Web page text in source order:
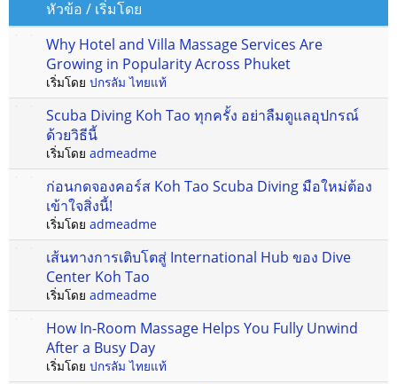
หัวข้อ / เริ่มโดย
Why Hotel and Villa Massage Services Are
Growing in Popularity Across Phuket
เริ่มโดย ปกรลัม ไทยแท้
Scuba Diving Koh Tao ทุกครั้ง อย่าลืมดูแลอุปกรณ์
ด้วยวิธีนี้
เริ่มโดย admeadme
ก่อนกดจองคอร์ส Koh Tao Scuba Diving มือใหม่ต้อง
เข้าใจสิ่งนี้!
เริ่มโดย admeadme
เส้นทางการเติบโตสู่ International Hub ของ Dive
Center Koh Tao
เริ่มโดย admeadme
How In-Room Massage Helps You Fully Unwind
After a Busy Day
เริ่มโดย ปกรลัม ไทยแท้